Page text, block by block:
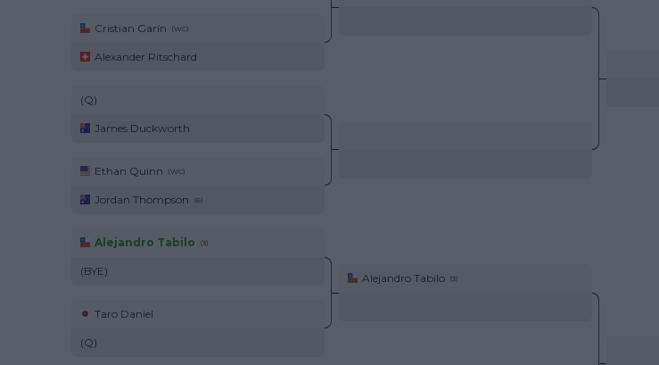
Cristian Garín (WC)
Alexander Ritschard
(Q)
James Duckworth
Ethan Quinn (WC)
Jordan Thompson (6)
Alejandro Tabilo (3)
(BYE)
Taro Daniel
(Q)
Alejandro Tabilo (3)